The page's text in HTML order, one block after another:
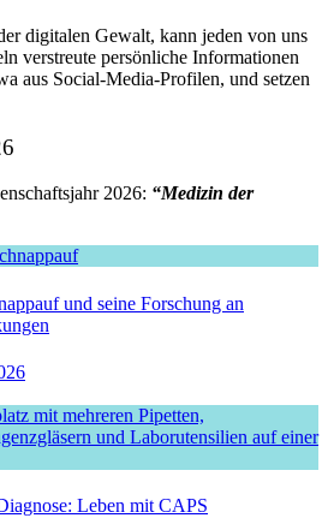
digitalen Gewalt, kann jeden von uns
verstreute persönliche Informationen
aus Social-Media-Profilen, und setzen
2026: “Medizin der
und seine Forschung an
Leben mit CAPS